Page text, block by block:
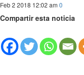
Feb 2 2018 12:02 am 0
Compartir esta noticia